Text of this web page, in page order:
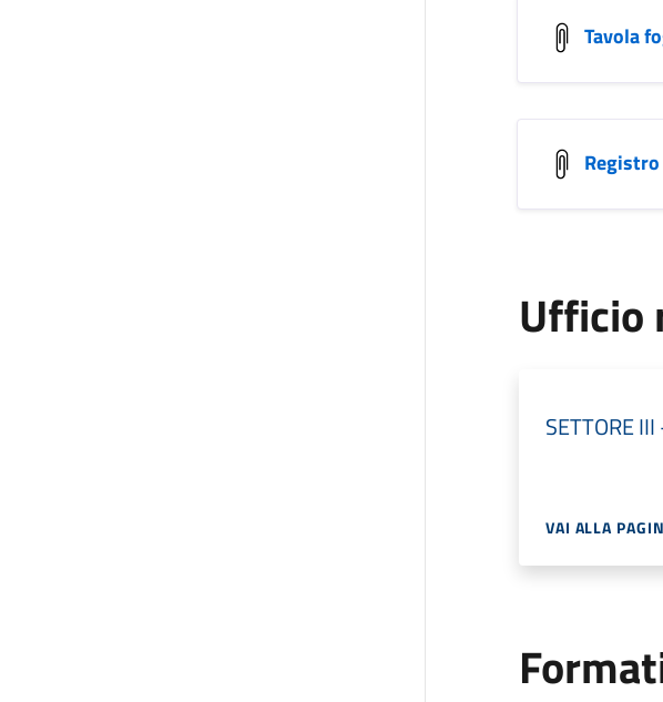
Tavola
Ufficio
SETTORE
VAI ALLA